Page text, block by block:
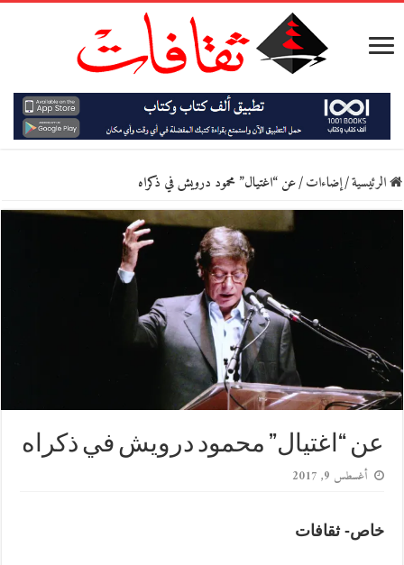
الرئيسية/إضاءات/عن “اغتيال” محمود درويش في ذكراه
عن “اغتيال” محمود درويش في ذكراه
أغسطس 9, 2017
خاص- ثقافات